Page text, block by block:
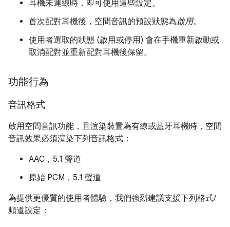
耳機未連線時，即可使用這些設定。
首次配對耳機後，空間音訊的預設狀態為啟用。
使用者選取的狀態 (啟用或停用) 會在手機重新啟動或
取消配對並重新配對耳機後保留。
功能行為
音訊格式
啟用空間音訊功能，且渲染裝置為有線或藍牙耳機時，空間
音訊效果必須渲染下列音訊格式：
AAC，5.1 聲道
原始 PCM，5.1 聲道
為提供更優質的使用者體驗，我們強烈建議支援下列格式/
頻道設定：